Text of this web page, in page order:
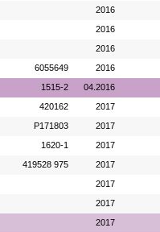
2016
2016
2016
6055649 2016
1515-2 04.2016
420162 2017
P171803 2017
1620-1 2017
419528 975 2017
2017
2017
2017